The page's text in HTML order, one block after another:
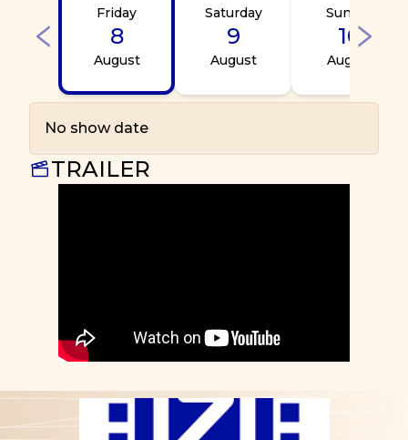
Friday
8
August
Saturday
9
August
Sunday
10
August
No show date
TRAILER